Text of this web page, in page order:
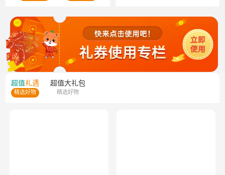
超值礼遇
精选好物
超值大礼包
精选好物